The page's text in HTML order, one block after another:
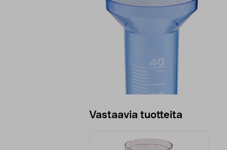
Vastaavia tuotteita